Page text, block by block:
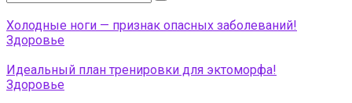
Холодные ноги — признак опасных заболеваний!
Здоровье
Идеальный план тренировки для эктоморфа!
Здоровье